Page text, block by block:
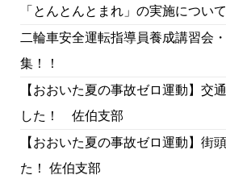
「とんとんとまれ」の実施について
二輪車安全運転指導員養成講習会
集！！
【おおいた夏の事故ゼロ運動】交
した！ 佐伯支部
【おおいた夏の事故ゼロ運動】街
た！ 佐伯支部